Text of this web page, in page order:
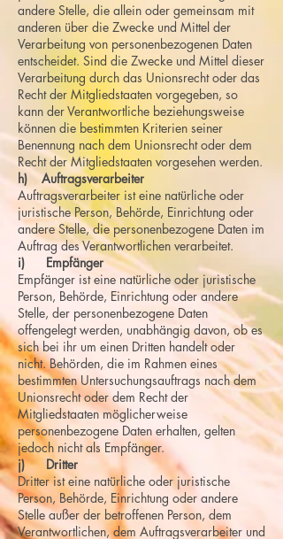
andere Stelle, die allein oder gemeinsam mit
anderen über die Zwecke und Mittel der
Verarbeitung von personenbezogenen Daten
entscheidet. Sind die Zwecke und Mittel dieser
Verarbeitung durch das Unionsrecht oder das
Recht der Mitgliedstaaten vorgegeben, so
kann der Verantwortliche beziehungsweise
können die bestimmten Kriterien seiner
Benennung nach dem Unionsrecht oder dem
Recht der Mitgliedstaaten vorgesehen werden.
h) Auftragsverarbeiter
Auftragsverarbeiter ist eine natürliche oder
juristische Person, Behörde, Einrichtung oder
andere Stelle, die personenbezogene Daten im
Auftrag des Verantwortlichen verarbeitet.
i) Empfänger
Empfänger ist eine natürliche oder juristische
Person, Behörde, Einrichtung oder andere
Stelle, der personenbezogene Daten
offengelegt werden, unabhängig davon, ob es
sich bei ihr um einen Dritten handelt oder
nicht. Behörden, die im Rahmen eines
bestimmten Untersuchungsauftrags nach dem
Unionsrecht oder dem Recht der
Mitgliedstaaten möglicherweise
personenbezogene Daten erhalten, gelten
jedoch nicht als Empfänger.
j) Dritter
Dritter ist eine natürliche oder juristische
Person, Behörde, Einrichtung oder andere
Stelle außer der betroffenen Person, dem
Verantwortlichen, dem Auftragsverarbeiter und